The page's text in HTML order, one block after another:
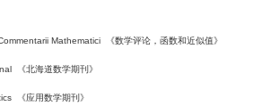
Mathematici 《数学评论，函数和近似值》
《北海道数学期刊》
《应用数学期刊》